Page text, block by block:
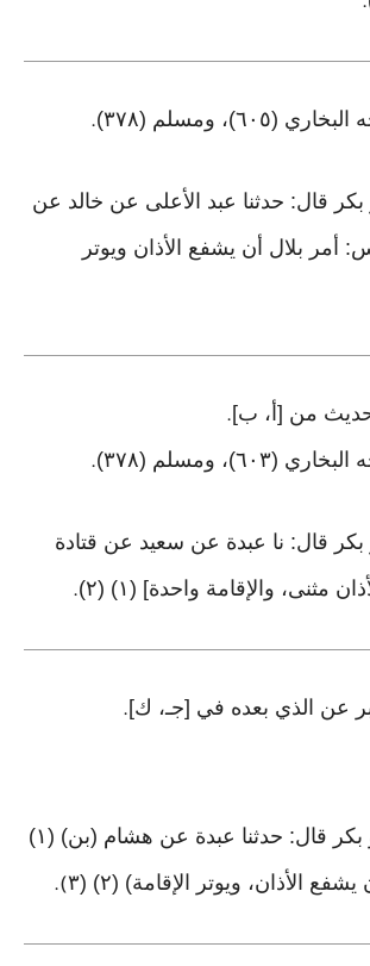
.
بكر قال: حدثنا عبد الأعلى عن خالد عن
أمر بلال أن يشفع الأذان ويوتر
.
.
بكر قال: نا عبدة عن سعيد عن قتادة
مثنى، والإقامة واحدة] (١) (٢)
.
.
حدثنا أبو بكر قال: حدثنا عبدة عن هشام (بن) (١)
الأذان، ويوتر الإقامة) (٢) (٣
).